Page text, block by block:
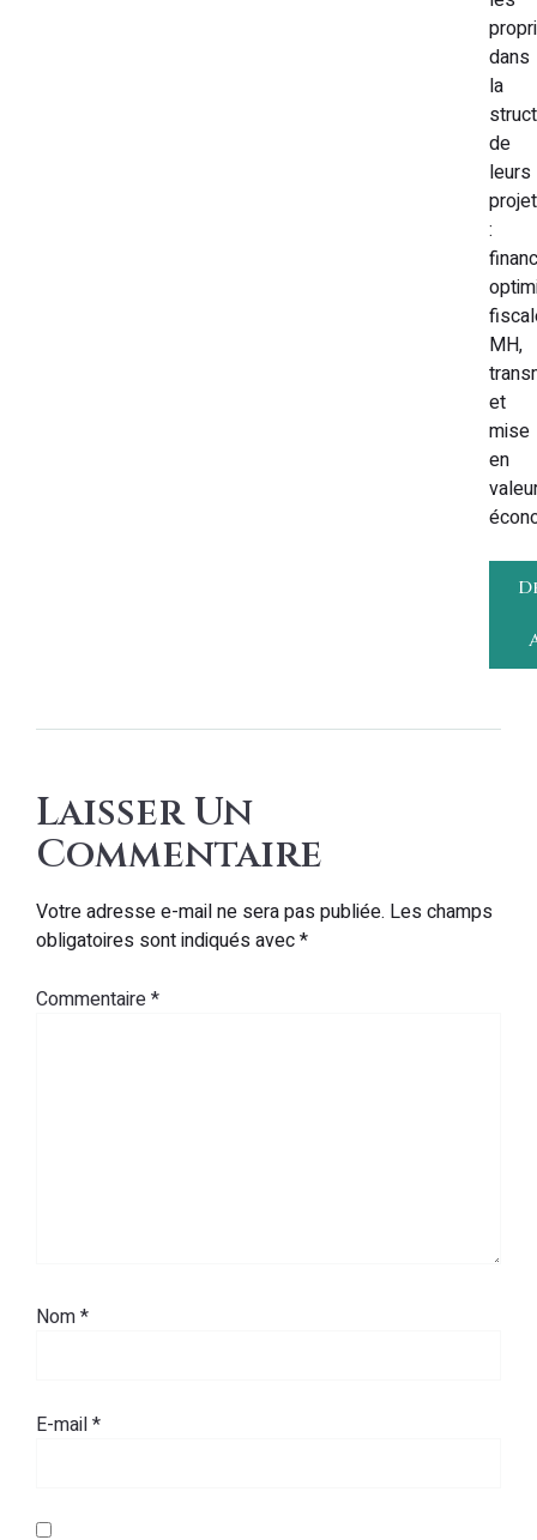
dans
la
de
leurs
:
MH,
et
mise
en
Laisser Un
Commentaire
Votre adresse e-mail ne sera pas publiée. Les champs
obligatoires sont indiqués avec*
Commentaire*
Nom*
E-mail*